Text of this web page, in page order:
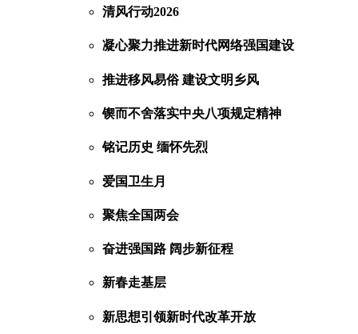
清风行动2026
凝心聚力推进新时代网络强国建设
推进移风易俗 建设文明乡风
锲而不舍落实中央八项规定精神
铭记历史 缅怀先烈
爱国卫生月
聚焦全国两会
奋进强国路 阔步新征程
新春走基层
新思想引领新时代改革开放